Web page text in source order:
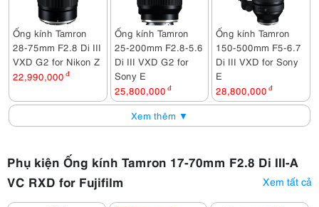
Ống kính Tamron
28-75mm F2.8 Di III
VXD G2 for Nikon Z
22,990,000 đ
Ống kính Tamron
25-200mm F2.8-5.6
Di III VXD G2 for
Sony E
25,800,000 đ
Ống kính Tamron
150-500mm F5-6.7
Di III VXD for Sony
E
28,800,000 đ
Xem thêm ▼
Phụ kiện Ống kính Tamron 17-70mm F2.8 Di III-A
VC RXD for Fujifilm
Xem tất cả